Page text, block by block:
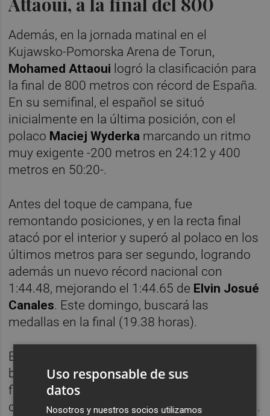
Además, en la jornada matinal en el
Kujawsko-Pomorska Arena de Torun,
Mohamed Attaoui logró la clasificación para
la final de 800 metros con récord de España.
En su semifinal, el español se situó
inicialmente en la última posición, con el
polaco Maciej Wyderka marcando un ritmo
muy exigente -200 metros en 24:12 y 400
metros en 50:20-.
Antes del toque de campana, fue
remontando posiciones, y en la recta final
atacó por el interior y superó al polaco en los
últimos metros para ser segundo, logrando
además un nuevo récord nacional con
1:44.48, mejorando el 1:44.65 de Elvin Josué
Canales. Este domingo, buscará las
medallas en la final (19.38 horas).
En velocidad,
billete para semifinales de 60 metros al
finalizar segunda en su serie con un registro
de 7.18, con el que iguala su marca personal.
Uso responsable de sus
datos
Nosotros y nuestros socios utilizamos